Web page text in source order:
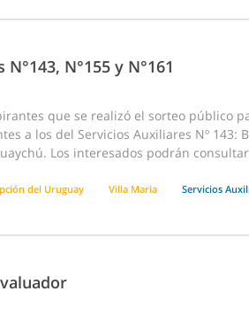
N°155 y N°161
que se realizó el sorteo público
a los del Servicios Auxiliares Nº 143:
Los interesados podrán
del Uruguay Villa Maria Servicios